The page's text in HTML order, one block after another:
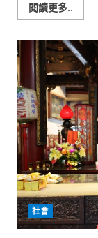
閱讀更多..
more
十
二
屆
普
濟
燈
會
呼
應
2024
台
灣
燈
會
社會